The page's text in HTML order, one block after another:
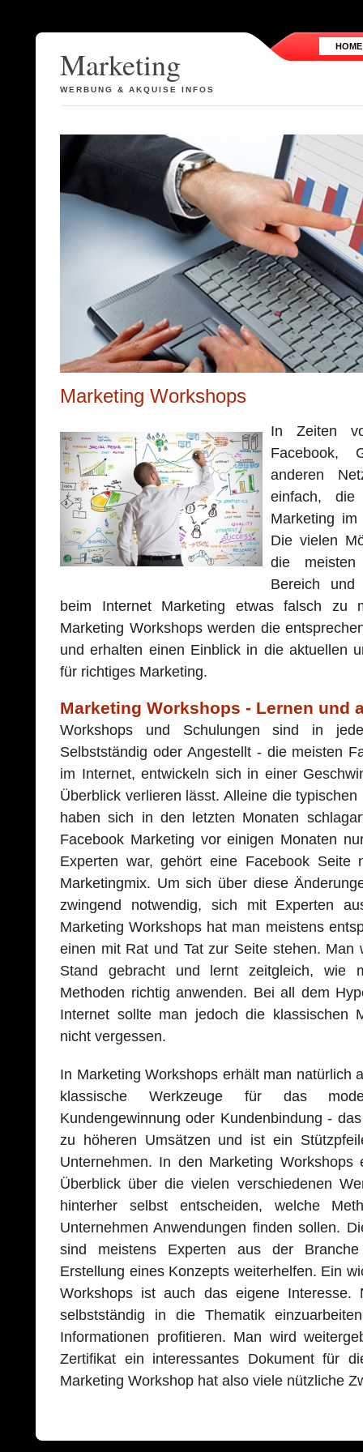
Marketing
WERBUNG & AKQUISE INFOS
HOME
Marketing Workshops
In Zeiten
Facebook,
anderen
einfach,
Marketing
Die vielen
die
Bereich
beim Internet Marketing etwas falsch zu
Marketing Workshops werden die
und erhalten einen Einblick in die aktuellen
für richtiges Marketing.
Marketing Workshops - Lernen und
Workshops und Schulungen sind in
Selbstständig oder Angestellt - die meisten
im Internet, entwickeln sich in einer
Überblick verlieren lässt. Alleine die
haben sich in den letzten Monaten
Facebook Marketing vor einigen Monaten
Experten war, gehört eine Facebook Seite
Marketingmix. Um sich über diese
zwingend notwendig, sich mit Experten
Marketing Workshops hat man meistens
einen mit Rat und Tat zur Seite stehen. Man
Stand gebracht und lernt zeitgleich, wie
Methoden richtig anwenden. Bei all dem
Internet sollte man jedoch die klassischen
nicht vergessen.
In Marketing Workshops erhält man natürlich
klassische Werkzeuge für das
Kundengewinnung oder Kundenbindung -
zu höheren Umsätzen und ist ein
Unternehmen. In den Marketing Workshops
Überblick über die vielen verschiedenen
hinterher selbst entscheiden, welche
Unternehmen Anwendungen finden sollen.
sind meistens Experten aus der
Erstellung eines Konzepts weiterhelfen. Ein
Workshops ist auch das eigene
selbstständig in die Thematik
Informationen profitieren. Man wird
Zertifikat ein interessantes Dokument für
Marketing Workshop hat also viele nützliche